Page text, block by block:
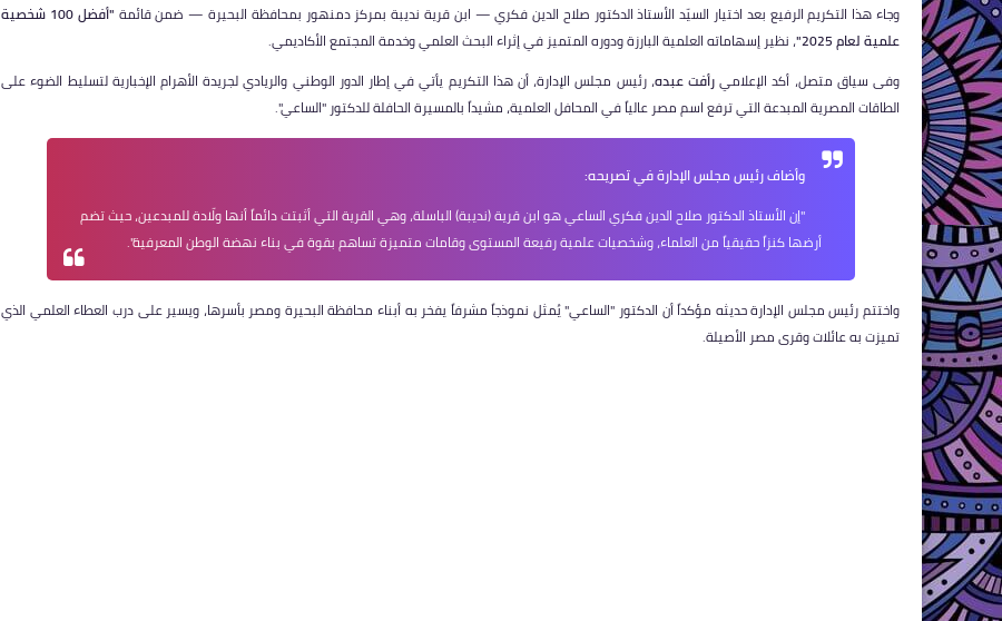
​وجاء هذا التكريم الرفيع بعد اختيار السيّد الأستاذ الدكتور صلاح الدين فكري — ابن قرية نديبة بمركز دمنهور بمحافظة البحيرة — ضمن قائمة
"أفضل 100 شخصية
علمية لعام 2025"
، نظير إسهاماته العلمية البارزة ودوره المتميز في إثراء البحث العلمي وخدمة المجتمع الأكاديمي.
​وفى سياق متصل، أكد الإعلاميرأفت عبده، رئيس مجلس الإدارة، أن هذا التكريم يأتي في إطار الدور الوطني والريادي لجريدة الأهرام الإخبارية لتسليط الضوء على
الطاقات المصرية المبدعة التي ترفع اسم مصر عالياً في المحافل العلمية، مشيداً بالمسيرة الحافلة للدكتور "الساعي".
وأضاف رئيس مجلس الإدارة في تصريحه:
"إن الأستاذ الدكتور صلاح الدين فكري الساعي هو ابن قرية (نديبة) الباسلة، وهي القرية التي أثبتت دائماً أنها ولّادة للمبدعين، حيث تضم
أرضها كنزاً حقيقياً من العلماء، وشخصيات علمية رفيعة المستوى وقامات متميزة تساهم بقوة في بناء نهضة الوطن المعرفية".
​واختتم رئيس مجلس الإدارة حديثه مؤكداً أن الدكتور "الساعي" يُمثل نموذجاً مشرفاً يفخر به أبناء محافظة البحيرة ومصر بأسرها، ويسير على درب العطاء العلمي الذي
تميزت به عائلات وقرى مصر الأصيلة.